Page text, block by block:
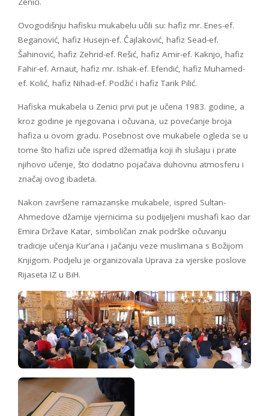
Ovogodišnju hafisku mukabelu učili su: hafiz mr. Enes-ef.
Beganović, hafiz Husejn-ef. Čajlaković, hafiz Sead-ef.
Šahinović, hafiz Zehrid-ef. Rešić, hafiz Amir-ef. Kaknjo, hafiz
Fahir-ef. Arnaut, hafiz mr. Ishak-ef. Efendić, hafiz Muhamed-
ef. Kolić, hafiz Nihad-ef. Podžić i hafiz Tarik Pilić.
Hafiska mukabela u Zenici prvi put je učena 1983. godine, a
kroz godine je njegovana i očuvana, uz povećanje broja
hafiza u ovom gradu. Posebnost ove mukabele ogleda se u
tome što hafizi uče ispred džematlija koji ih slušaju i prate
njihovo učenje, što dodatno pojačava duhovnu atmosferu i
značaj ovog ibadeta.
Nakon završene ramazanske mukabele, ispred Sultan-
Ahmedove džamije vjernicima su podijeljeni mushafi kao dar
Emira Države Katar, simboličan znak podrške očuvanju
tradicije učenja Kur’ana i jačanju veze muslimana s Božijom
Knjigom. Podjelu je organizovala Uprava za vjerske poslove
Rijaseta IZ u BiH.